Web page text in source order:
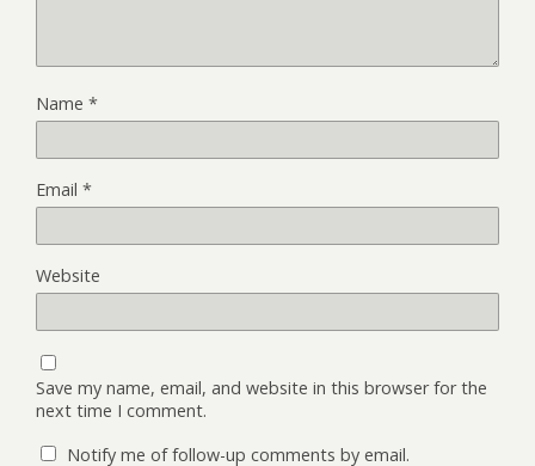
Name *
Email *
Website
Save my name, email, and website in this browser for the
next time I comment.
Notify me of follow-up comments by email.